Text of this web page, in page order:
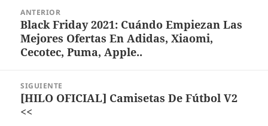
entradas
ANTERIOR
Entrada
anterior:
Black Friday 2021: Cuándo Empiezan Las
Mejores Ofertas En Adidas, Xiaomi,
Cecotec, Puma, Apple..
SIGUIENTE
Entrada
siguiente:
[HILO OFICIAL] Camisetas De Fútbol V2
<<